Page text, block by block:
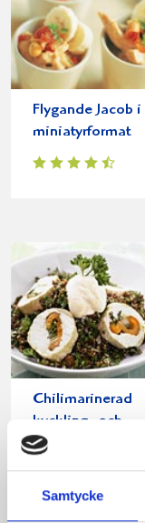
Samtycke
Flygande Jacob i
miniatyrformat
Chilimarinerad
kyckling- och
quinoasallad med